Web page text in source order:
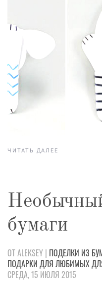
ЧИТАТЬ ДАЛЕЕ
бумаги
ОТ ALEKSEY | ПОДЕЛКИ ИЗ
ПОДАРКИ ДЛЯ ЛЮБИМЫХ
СРЕДА, 15 ИЮЛЯ 2015